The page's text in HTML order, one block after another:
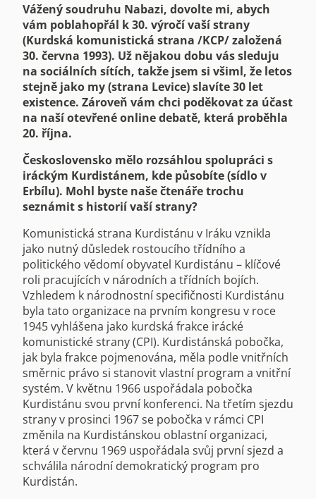
Vážený soudruhu Nabazi, dovolte mi, abych
vám poblahopřál k 30. výročí vaší strany
(Kurdská komunistická strana /KCP/ založená
30. června 1993). Už nějakou dobu vás sleduju
na sociálních sítích, takže jsem si všiml, že letos
stejně jako my (strana Levice) slavíte 30 let
existence. Zároveň vám chci poděkovat za účast
na naší otevřené online debatě, která proběhla
20. října.
Československo mělo rozsáhlou spolupráci s
iráckým Kurdistánem, kde působíte (sídlo v
Erbílu). Mohl byste naše čtenáře trochu
seznámit s historií vaší strany?
Komunistická strana Kurdistánu v Iráku vznikla
jako nutný důsledek rostoucího třídního a
politického vědomí obyvatel Kurdistánu – klíčové
roli pracujících v národních a třídních bojích.
Vzhledem k národnostní specifičnosti Kurdistánu
byla tato organizace na prvním kongresu v roce
1945 vyhlášena jako kurdská frakce irácké
komunistické strany (CPI). Kurdistánská pobočka,
jak byla frakce pojmenována, měla podle vnitřních
směrnic právo si stanovit vlastní program a vnitřní
systém. V květnu 1966 uspořádala pobočka
Kurdistánu svou první konferenci. Na třetím sjezdu
strany v prosinci 1967 se pobočka v rámci CPI
změnila na Kurdistánskou oblastní organizaci,
která v červnu 1969 uspořádala svůj první sjezd a
schválila národní demokratický program pro
Kurdistán.